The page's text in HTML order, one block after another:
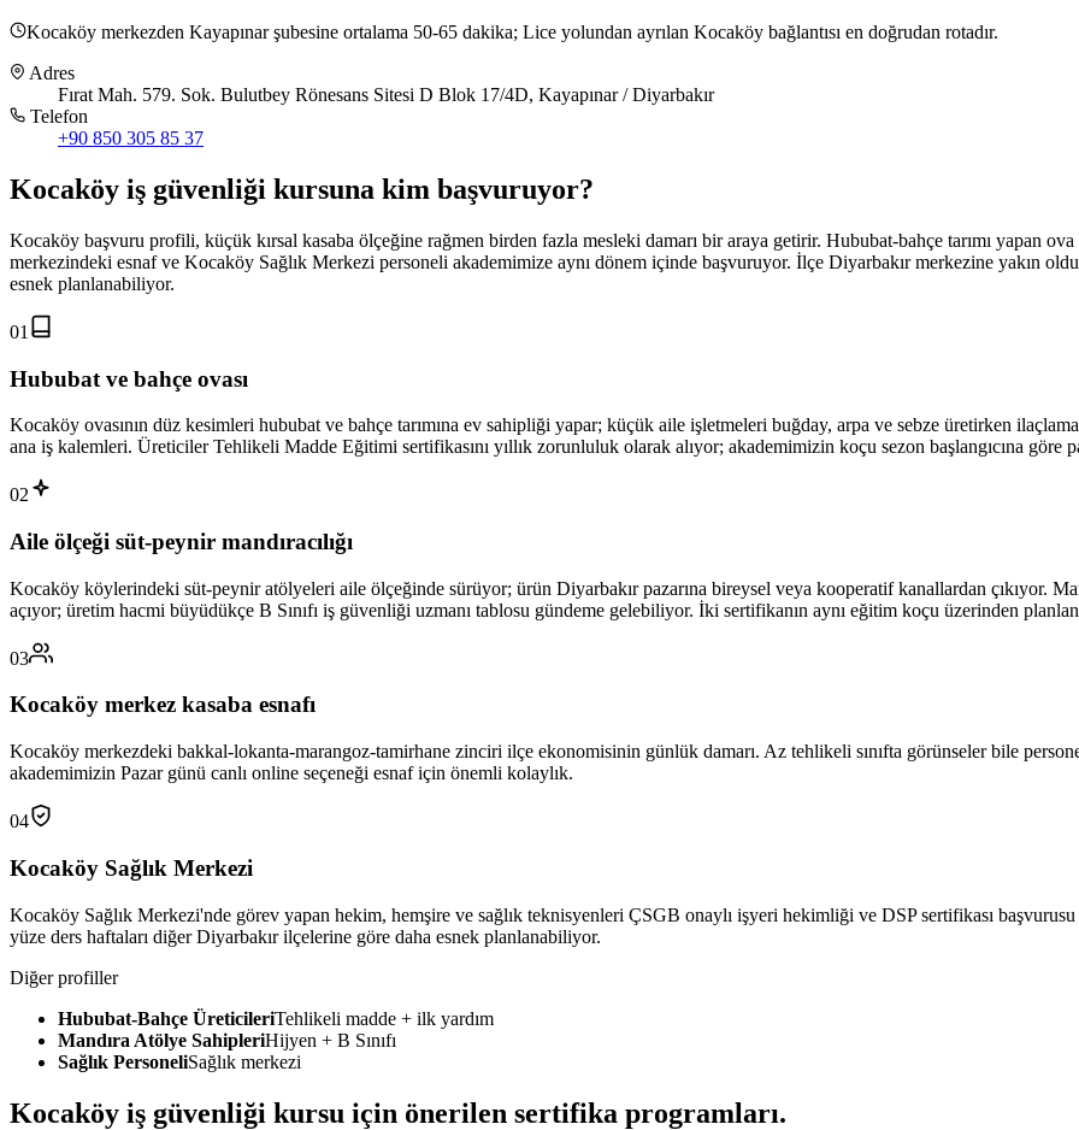
Kocaköy merkezden Kayapınar şubesine ortalama 50-65 dakika; Lice yolundan ayrılan Kocaköy bağlantısı en doğrudan rotadır.
Adres
Fırat Mah. 579. Sok. Bulutbey Rönesans Sitesi D Blok 17/4D, Kayapınar / Diyarbakır
Telefon
+90 850 305 85 37
Kocaköy iş güvenliği kursuna kim başvuruyor?
Kocaköy başvuru profili, küçük kırsal kasaba ölçeğine rağmen birden fazla mesleki damarı bir araya getirir. Hububat-bahçe tarımı yapan
merkezindeki esnaf ve Kocaköy Sağlık Merkezi personeli akademimize aynı dönem içinde başvuruyor. İlçe Diyarbakır merkezine yakın
esnek planlanabiliyor.
01
Hububat ve bahçe ovası
Kocaköy ovasının düz kesimleri hububat ve bahçe tarımına ev sahipliği yapar; küçük aile işletmeleri buğday, arpa ve sebze üretirken
ana iş kalemleri. Üreticiler Tehlikeli Madde Eğitimi sertifikasını yıllık zorunluluk olarak alıyor; akademimizin koçu sezon başlangıcına göre
02
Aile ölçeği süt-peynir mandıracılığı
Kocaköy köylerindeki süt-peynir atölyeleri aile ölçeğinde sürüyor; ürün Diyarbakır pazarına bireysel veya kooperatif kanallardan çıkıyor.
açıyor; üretim hacmi büyüdükçe B Sınıfı iş güvenliği uzmanı tablosu gündeme gelebiliyor. İki sertifikanın aynı eğitim koçu üzerinden
03
Kocaköy merkez kasaba esnafı
Kocaköy merkezdeki bakkal-lokanta-marangoz-tamirhane zinciri ilçe ekonomisinin günlük damarı. Az tehlikeli sınıfta görünseler bile
akademimizin Pazar günü canlı online seçeneği esnaf için önemli kolaylık.
04
Kocaköy Sağlık Merkezi
Kocaköy Sağlık Merkezi'nde görev yapan hekim, hemşire ve sağlık teknisyenleri ÇSGB onaylı işyeri hekimliği ve DSP sertifikası
yüze ders haftaları diğer Diyarbakır ilçelerine göre daha esnek planlanabiliyor.
Diğer profiller
Hububat-Bahçe ÜreticileriTehlikeli madde + ilk yardım
Mandıra Atölye SahipleriHijyen + B Sınıfı
Sağlık PersoneliSağlık merkezi
Kocaköy iş güvenliği kursu için önerilen sertifika programları.